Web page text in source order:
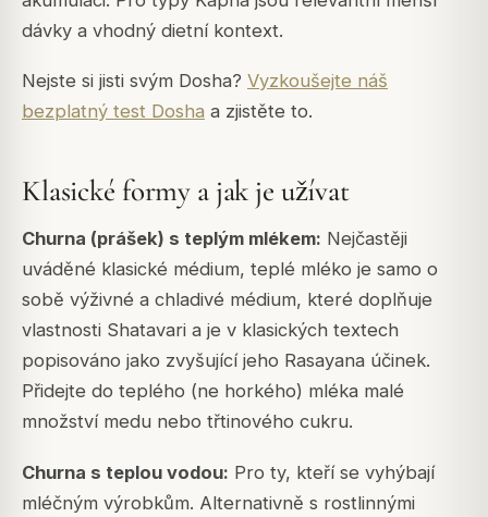
dávky a vhodný dietní kontext.
Nejste si jisti svým Dosha? Vyzkoušejte náš
bezplatný test Dosha a zjistěte to.
Klasické formy a jak je užívat
Churna (prášek) s teplým mlékem: Nejčastěji
uváděné klasické médium, teplé mléko je samo o
sobě výživné a chladivé médium, které doplňuje
vlastnosti Shatavari a je v klasických textech
popisováno jako zvyšující jeho Rasayana účinek.
Přidejte do teplého (ne horkého) mléka malé
množství medu nebo třtinového cukru.
Churna s teplou vodou: Pro ty, kteří se vyhýbají
mléčným výrobkům. Alternativně s rostlinnými